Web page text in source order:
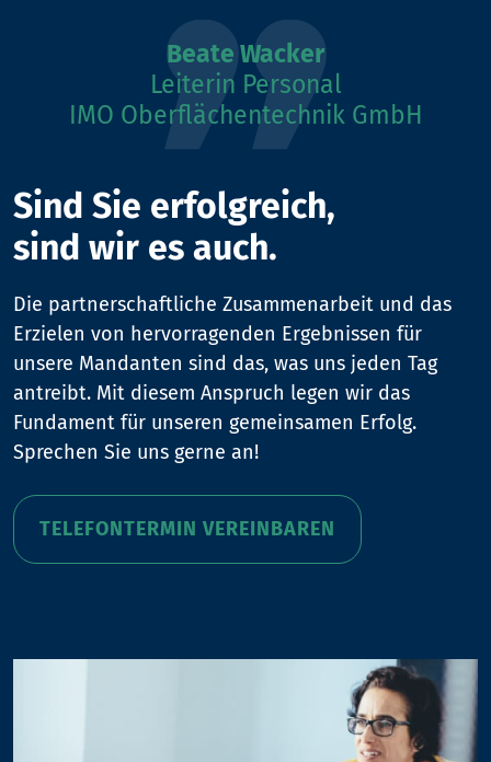
Beate Wacker
Leiterin Personal
IMO Oberflächentechnik GmbH
Sind Sie erfolgreich,
sind wir es auch.
Die partnerschaftliche Zusammenarbeit und das
Erzielen von hervorragenden Ergebnissen für
unsere Mandanten sind das, was uns jeden Tag
antreibt. Mit diesem Anspruch legen wir das
Fundament für unseren gemeinsamen Erfolg.
Sprechen Sie uns gerne an!
TELEFONTERMIN VEREINBAREN